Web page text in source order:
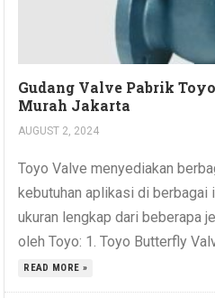
Gudang Valve Pabrik
Murah Jakarta
AUGUST 2, 2024
Toyo Valve menyediakan
kebutuhan aplikasi di berbagai
ukuran lengkap dari beberapa
oleh Toyo: 1. Toyo Butterfly
READ MORE »